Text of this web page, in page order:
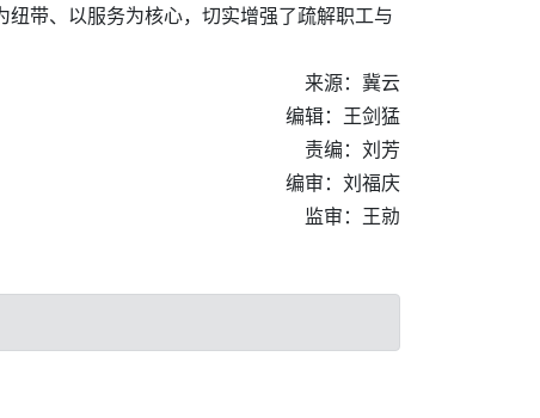
带、以服务为核心，切实增强了疏解职工与
来源：冀云
编辑：王剑猛
责编：刘芳
编审：刘福庆
监审：王勍